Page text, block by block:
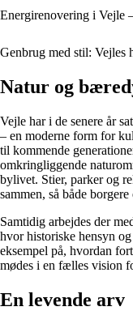
Energirenovering i Vejle
Genbrug med stil:
Natur og
Vejle har i de senere år
– en moderne form for
til kommende
omkringliggende
bylivet. Stier, parker og
sammen, så både
Samtidig arbejdes der
hvor historiske hensyn
eksempel på, hvordan
mødes i en fælles vision
En levende arv